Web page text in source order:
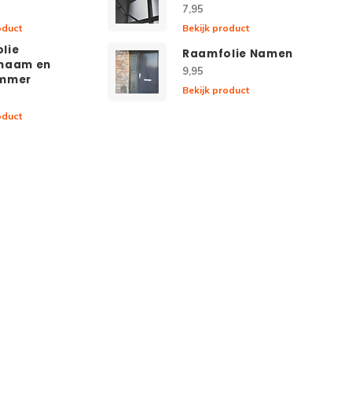
7,95
Bekijk product
en
Raamfolie Namen
9,95
Bekijk product